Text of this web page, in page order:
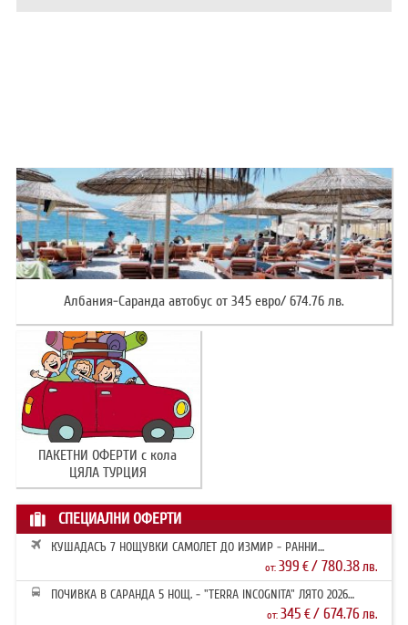
ЗА НАС
КОНТАКТИ
ОБЩИ УСЛОВИЯ ПАКЕТНИ
ПЪТУВАНИЯ
ПОЛИТИКА ЗА ПОВЕРИТЕЛНОСТ
Албания-Саранда автобус от 345 евро/ 674.76 лв.
ПАКЕТНИ ОФЕРТИ с кола
ЦЯЛА ТУРЦИЯ
СПЕЦИАЛНИ ОФЕРТИ
КУШАДАСЪ 7 НОЩУВКИ САМОЛЕТ ДО ИЗМИР - РАННИ
от:399 €/ 780.38лв.
ПОЧИВКА В САРАНДА 5 НОЩ. - "TERRA INCOGNITA" ЛЯТО 2026
от:345 €/ 674.76лв.